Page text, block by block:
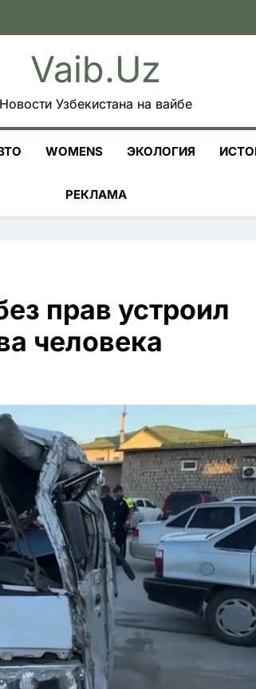
Vaib.uz
Новости Узбекистана на вайбе
WOMENS ЭКОЛОГИЯ
РЕКЛАМА
прав устроил
человека